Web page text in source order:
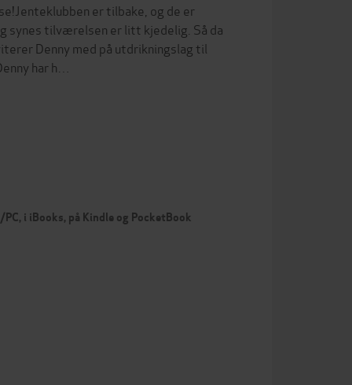
er tilbake, og de er
synes tilværelsen er litt kjedelig. Så da
Denny med på utdrikningslag til
har h…
i iBooks, på Kindle og PocketBook